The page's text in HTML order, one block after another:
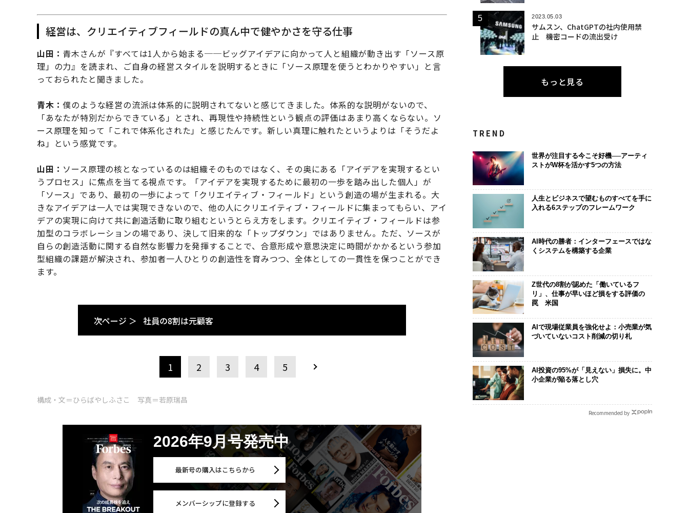
経営は、クリエイティブフィールドの真ん中で健やかさを守る仕事
山田： 青木さんが『すべては1人から始まる──ビッグアイデアに向かって人と組織が動き出す「ソース原
理」の力』を読まれ、ご自身の経営スタイルを説明するときに「ソース原理を使うとわかりやすい」と言
っておられたと聞きました。
青木：僕のような経営の流派は体系的に説明されてないと感じてきました。体系的な説明がないので、
「あなたが特別だからできている」とされ、再現性や持続性という観点の評価はあまり高くならない。ソ
ース原理を知って「これで体系化された」と感じたんです。新しい真理に触れたというよりは「そうだよ
ね」という感覚です。
山田： ソース原理の核となっているのは組織そのものではなく、その奥にある「アイデアを実現するとい
うプロセス」に焦点を当てる視点です。「アイデアを実現するために最初の一歩を踏み出した個人」が
「ソース」であり、最初の一歩によって「クリエイティブ・フィールド」という創造の場が生まれる。大
きなアイデアは一人では実現できないので、他の人にクリエイティブ・フィールドに集まってもらい、アイ
デアの実現に向けて共に創造活動に取り組むというとらえ方をします。クリエイティブ・フィールドは参
加型のコラボレーションの場であり、決して旧来的な「トップダウン」ではありません。ただ、ソースが
自らの創造活動に関する自然な影響力を発揮することで、合意形成や意思決定に時間がかかるという参加
型組織の課題が解決され、参加者一人ひとりの創造性を育みつつ、全体としての一貫性を保つことができ
ます。
次ページ ＞ 社員の8割は元顧客
1 2 3 4 5
構成・文＝ひらばやしふさこ 写真＝若原瑞昌
2026年9月号発売中
最新号の購入はこちらから
メンバーシップに登録する
2023.05.03
サムスン、ChatGPTの社内使用禁
止 機密コードの流出受け
もっと見る
TREND
世界が注目する今こそ好機──アーティ
ストがW杯を活かす5つの方法
人生とビジネスで望むものすべてを手に
入れる6ステップのフレームワーク
AI時代の勝者：インターフェースではな
くシステムを構築する企業
Z世代の8割が認めた「働いているフ
リ」、仕事が早いほど損をする評価の
罠 米国
AIで現場従業員を強化せよ：小売業が気
づいていないコスト削減の切り札
AI投資の95%が「見えない」損失に。中
小企業が陥る落とし穴
Recommended by